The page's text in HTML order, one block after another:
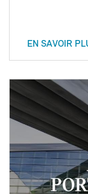
EN SAVOIR